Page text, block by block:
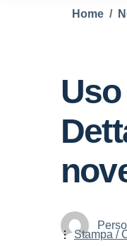
Home
Stampa /